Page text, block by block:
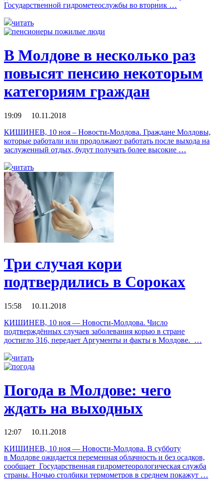
Государственной гидрометеослужбы во вторник …
читать
В Молдове в несколько раз
повысят пенсию некоторым
категориям граждан
19:09 10.11.2018
КИШИНЕВ, 10 ноя – Новости-Молдова. Граждане Молдовы,
которые работали или продолжают работать после выхода на
заслуженный отдых, будут получать более высокие …
читать
Три случая кори
подтвердились в Сороках
15:58 10.11.2018
КИШИНЕВ, 10 ноя — Новости-Молдова. Число
подтверждённых случаев заболевания корью в стране
достигло 316, передает Аргументы и факты в Молдове. …
читать
Погода в Молдове: чего
ждать на выходных
12:07 10.11.2018
КИШИНЕВ, 10 ноя — Новости-Молдова. В субботу
в Молдове ожидается переменная облачность и без осадков,
сообщает Государственная гидрометеорологическая служба
страны. Ночью столбики термометров в среднем покажут …